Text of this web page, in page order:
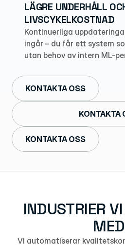
LÄGRE UNDERHÅLL
LIVSCYKELKOSTNAD
Kontinuerliga
ingår – du får ett system
utan behov av intern ML-
KONTAKTA OSS
KONTAKTA
KONTAKTA OSS
INDUSTRIER
MED
Vi automatiserar